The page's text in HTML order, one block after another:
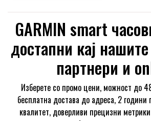
GARMIN smart
достапни кај
партнери и
Изберете со промо цени, можност до
бесплатна достава до адреса, 2 години
квалитет, доверливи прецизни